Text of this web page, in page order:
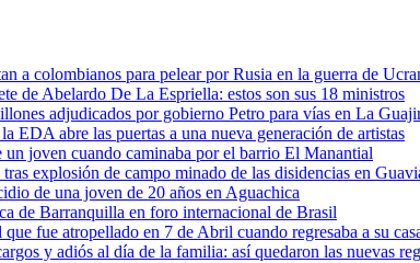
a colombianos para pelear por Rusia en la guerra de
de Abelardo De La Espriella: estos son sus 18 ministros
adjudicados por gobierno Petro para vías en La
EDA abre las puertas a una nueva generación de artistas
un joven cuando caminaba por el barrio El Manantial
explosión de campo minado de las disidencias en
de una joven de 20 años en Aguachica
de Barranquilla en foro internacional de Brasil
fue atropellado en 7 de Abril cuando regresaba a su
y adiós al día de la familia: así quedaron las nuevas